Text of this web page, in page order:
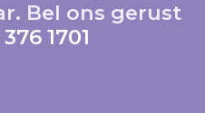
Bel ons gerust
1701